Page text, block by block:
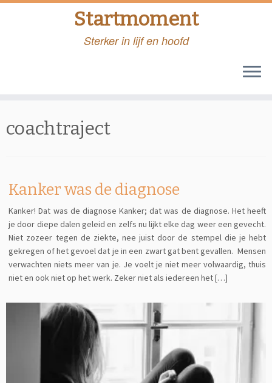
content
Startmoment
Sterker in lijf en hoofd
coachtraject
Kanker was de diagnose
Kanker! Dat was de diagnose Kanker; dat was de diagnose. Het heeft
je door diepe dalen geleid en zelfs nu lijkt elke dag weer een gevecht.
Niet zozeer tegen de ziekte, nee juist door de stempel die je hebt
gekregen of het gevoel dat je in een zwart gat bent gevallen. Mensen
verwachten niets meer van je. Je voelt je niet meer volwaardig, thuis
niet en ook niet op het werk. Zeker niet als iedereen het […]